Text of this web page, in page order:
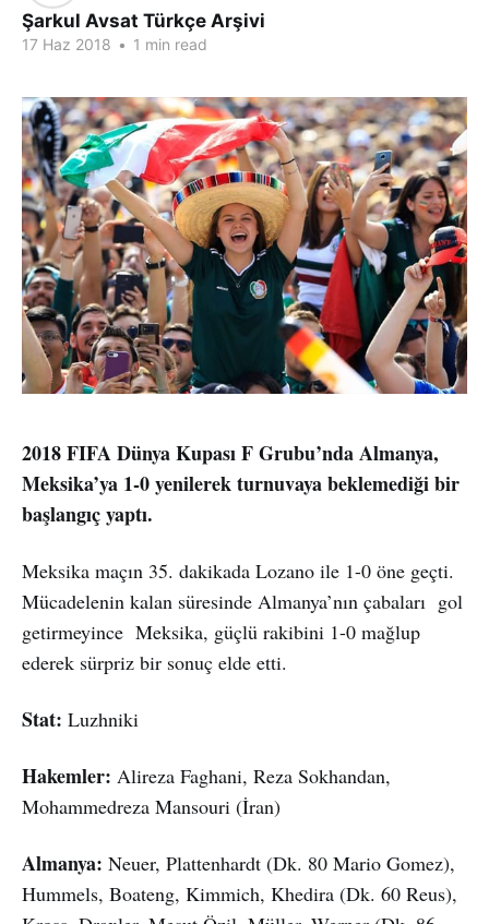
Şarkul Avsat Türkçe Arşivi
17 Haz 2018 • 1 min read
2018 FIFA Dünya Kupası F Grubu’nda Almanya,
Meksika’ya 1-0 yenilerek turnuvaya beklemediği bir
başlangıç yaptı.
Meksika maçın 35. dakikada Lozano ile 1-0 öne geçti.
Mücadelenin kalan süresinde Almanya’nın çabaları gol
getirmeyince Meksika, güçlü rakibini 1-0 mağlup
ederek sürpriz bir sonuç elde etti.
Stat: Luzhniki
Hakemler: Alireza Faghani, Reza Sokhandan,
Mohammedreza Mansouri (İran)
Almanya: Neuer, Plattenhardt (Dk. 80 Mario Gomez),
Hummels, Boateng, Kimmich, Khedira (Dk. 60 Reus),